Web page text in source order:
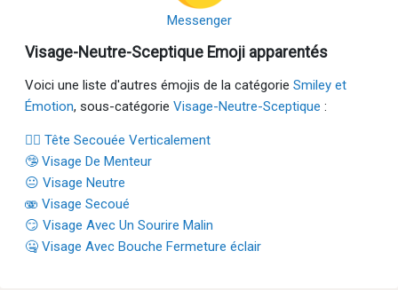
Messenger
Visage-Neutre-Sceptique Emoji apparentés
Voici une liste d'autres émojis de la catégorie Smiley et
Émotion, sous-catégorie Visage-Neutre-Sceptique :
🙂‍↕️ Tête Secouée Verticalement
🤥 Visage De Menteur
😐 Visage Neutre
🫨 Visage Secoué
😏 Visage Avec Un Sourire Malin
🤐 Visage Avec Bouche Fermeture éclair